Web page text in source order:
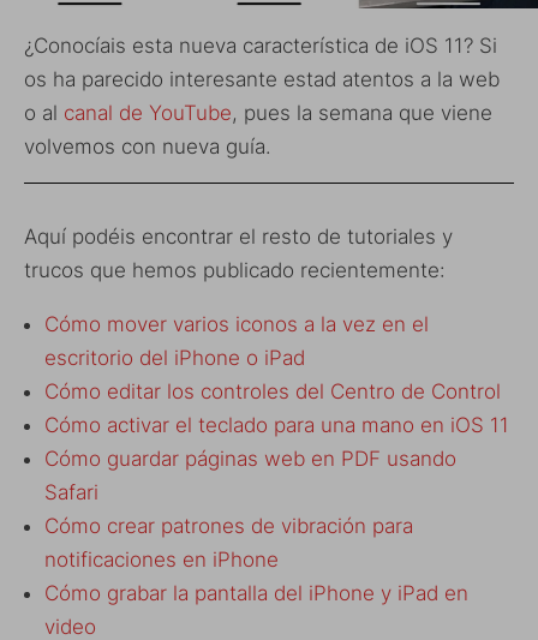
¿Conocíais esta nueva característica de iOS 11? Si
os ha parecido interesante estad atentos a la web
o al canal de YouTube, pues la semana que viene
volvemos con nueva guía.
Aquí podéis encontrar el resto de tutoriales y
trucos que hemos publicado recientemente:
Cómo mover varios iconos a la vez en el
escritorio del iPhone o iPad
Cómo editar los controles del Centro de Control
Cómo activar el teclado para una mano en iOS 11
Cómo guardar páginas web en PDF usando
Safari
Cómo crear patrones de vibración para
notificaciones en iPhone
Cómo grabar la pantalla del iPhone y iPad en
video